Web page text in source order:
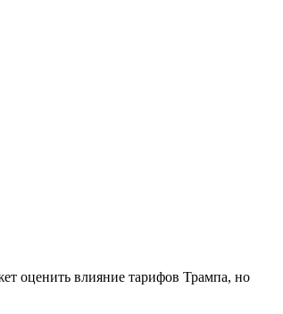
оценить влияние тарифов Трампа, но